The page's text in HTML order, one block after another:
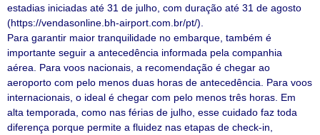
estadias iniciadas até 31 de julho, com duração até 31 de agosto
(https://vendasonline.bh-airport.com.br/pt/).
Para garantir maior tranquilidade no embarque, também é
importante seguir a antecedência informada pela companhia
aérea. Para voos nacionais, a recomendação é chegar ao
aeroporto com pelo menos duas horas de antecedência. Para voos
internacionais, o ideal é chegar com pelo menos três horas. Em
alta temporada, como nas férias de julho, esse cuidado faz toda
diferença porque permite a fluidez nas etapas de check-in,